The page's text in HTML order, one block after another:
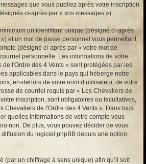
que vous publiez après votre inscription
ci-après par « vos messages »).
un identifiant unique (désigné ci-après
et un mot de passe personnel vous permettant
(désigné ci-après par « votre mot de
personnelle. Les informations de votre
l'Ordre des 4 Vents » sont protégées par les
applicables dans le pays qui héberge notre
en-dehors de votre nom d’utilisateur, de votre
de courriel requis par « Les Chevaliers de
inscription, sont obligatoires ou facultatives,
Chevaliers de l'Ordre des 4 Vents ». Dans tous
quelles informations de votre compte vous
non. De plus, vous pouvez décider de vous
du logiciel phpBB depuis une option
(par un chiffrage à sens unique) afin qu’il soit